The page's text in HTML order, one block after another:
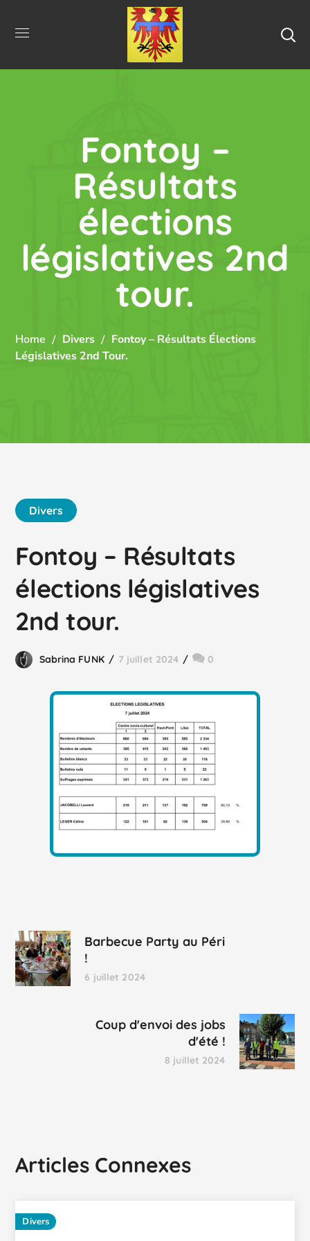
Fontoy –
Résultats
élections
législatives 2nd
tour.
Home Divers
Fontoy – Résultats Élections
Législatives 2nd Tour.
Divers
Fontoy – Résultats
élections législatives
2nd tour.
Sabrina FUNK 7 juillet 2024 0
Barbecue Party au Péri
!
6 juillet 2024
Coup d'envoi des jobs
d'été !
8 juillet 2024
Articles Connexes
Divers